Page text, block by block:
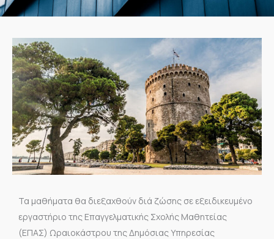
Τα μαθήματα θα διεξαχθούν διά ζώσης σε εξειδικευμένο
εργαστήριο της Επαγγελματικής Σχολής Μαθητείας
(ΕΠΑΣ) Ωραιοκάστρου της Δημόσιας Υπηρεσίας